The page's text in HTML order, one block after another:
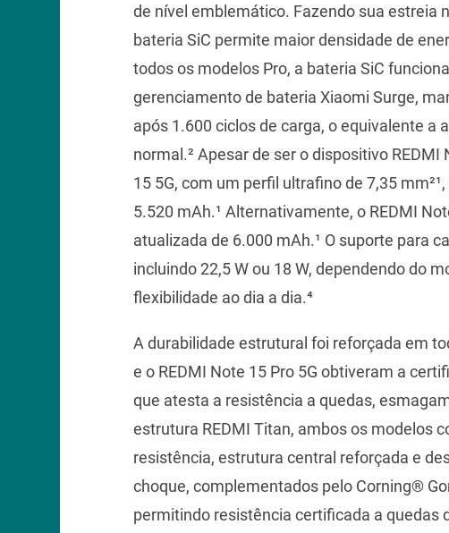
de nível emblemático. Fazendo sua estreia
bateria SiC permite maior densidade de
todos os modelos Pro, a bateria SiC
gerenciamento de bateria Xiaomi Surge,
após 1.600 ciclos de carga, o equivalente a
normal.² Apesar de ser o dispositivo
15 5G, com um perfil ultrafino de 7,35
5.520 mAh.¹ Alternativamente, o REDMI
atualizada de 6.000 mAh.¹ O suporte para
incluindo 22,5 W ou 18 W, dependendo do
flexibilidade ao dia a dia.⁴
A durabilidade estrutural foi reforçada em
e o REDMI Note 15 Pro 5G obtiveram a
que atesta a resistência a quedas,
estrutura REDMI Titan, ambos os modelos
resistência, estrutura central reforçada e
choque, complementados pelo Corning®
permitindo resistência certificada a quedas